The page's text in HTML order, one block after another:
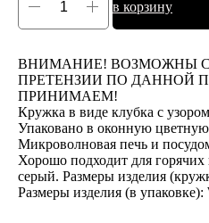
в корзину
ВНИМАНИЕ! ВОЗМОЖНЫ
ПРЕТЕНЗИИ ПО ДАННОЙ
ПРИНИМАЕМ!
Кружка в виде клубка с
Упаковано в оконную
Микроволновая печь и
Хорошо подходит для
серый. Размеры изделия
Размеры изделия (в